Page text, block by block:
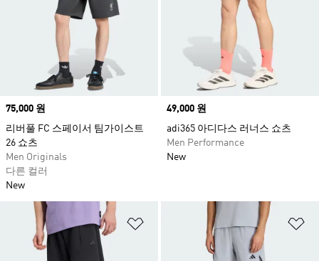
Price
75,000 원
리버풀 FC 스페이서 팀가이스트
26 쇼츠
Men Originals
다른 컬러
New
Price
49,000 원
adi365 아디다스 러너스 쇼츠
Men Performance
New
위시리스트 담기